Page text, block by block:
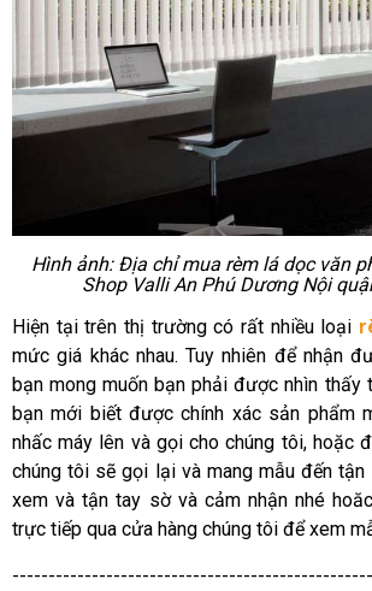
Hình ảnh: Địa chỉ mua rèm lá dọc văn
Shop Valli An Phú Dương Nội
Hiện tại trên thị trường có rất nhiều loại
mức giá khác nhau. Tuy nhiên để nhận
bạn mong muốn bạn phải được nhìn thấy
bạn mới biết được chính xác sản phẩm
nhấc máy lên và gọi cho chúng tôi, hoặc
chúng tôi sẽ gọi lại và mang mẫu đến tận
xem và tận tay sờ và cảm nhận nhé
trực tiếp qua cửa hàng chúng tôi để xem